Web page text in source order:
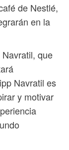
de Nestlé,
en la
que
Navratil es
y motivar